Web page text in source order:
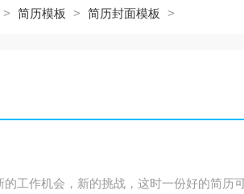
> 简历模板 > 简历封面模板 >
工作机会，新的挑战，这时一份好的简历